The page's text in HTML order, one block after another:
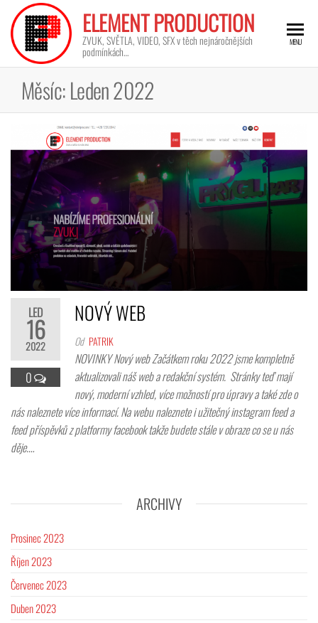
ELEMENT PRODUCTION
ZVUK, SVĚTLA, VIDEO, SFX v těch nejnáročnějších
podmínkách…
MENU
Měsíc:Leden 2022
LED
16
2022
0
NOVÝ WEB
Od PATRIK
NOVINKY Nový web Začátkem roku 2022 jsme kompletně
aktualizovali náš web a redakční systém. Stránky teď mají
nový, moderní vzhled, více možností pro úpravy a také zde o
nás naleznete více informací. Na webu naleznete i užitečný instagram feed a
feed příspěvků z platformy facebook takže budete stále v obraze co se u nás
děje.…
ARCHIVY
Prosinec 2023
Říjen 2023
Červenec 2023
Duben 2023